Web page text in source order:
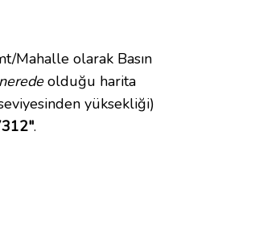
Mahalle olarak Basın
neredeolduğu harita
yüksekliği)
.